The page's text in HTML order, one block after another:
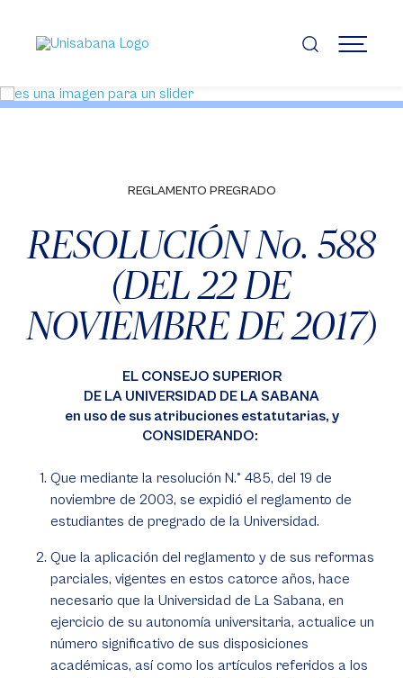
contenido
principal
MENÚ
REGLAMENTO PREGRADO
RESOLUCIÓN No. 588
(DEL 22 DE
NOVIEMBRE DE 2017)
EL CONSEJO SUPERIOR
DE LA UNIVERSIDAD DE LA SABANA
en uso de sus atribuciones estatutarias, y
CONSIDERANDO:
Que mediante la resolución N.° 485, del 19 de
noviembre de 2003, se expidió el reglamento de
estudiantes de pregrado de la Universidad.
Que la aplicación del reglamento y de sus reformas
parciales, vigentes en estos catorce años, hace
necesario que la Universidad de La Sabana, en
ejercicio de su autonomía universitaria, actualice un
número significativo de sus disposiciones
académicas, así como los artículos referidos a los